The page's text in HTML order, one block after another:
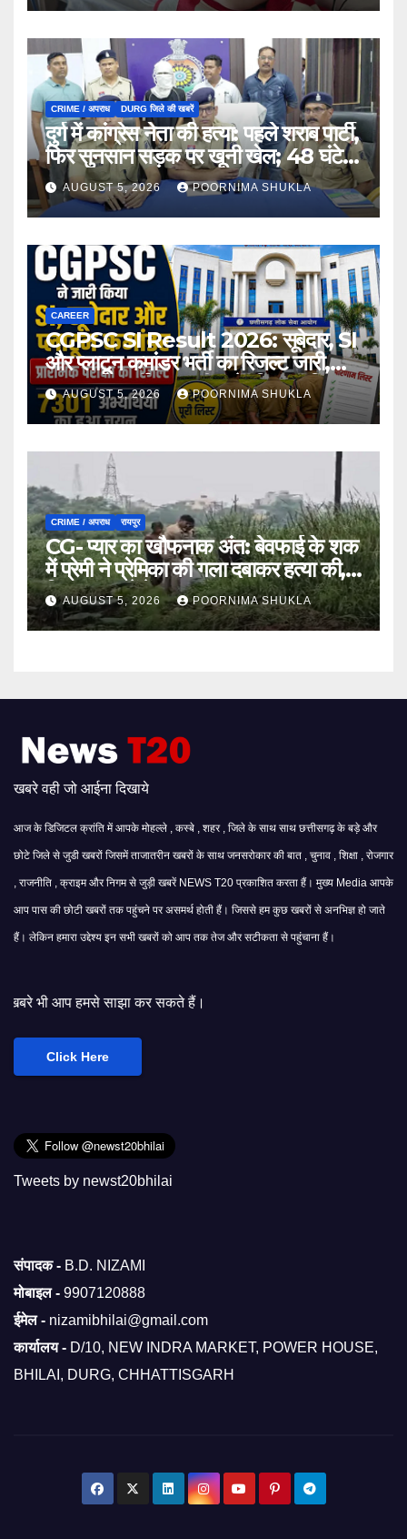
CRIME / अपराध DURG जिले की खबरें
दुर्ग में कांग्रेस नेता की हत्या: पहले शराब पार्टी,
फिर सुनसान सड़क पर खूनी खेल; 48 घंटे में
खुला राज…
AUGUST 5, 2026 POORNIMA SHUKLA
CAREER
CGPSC SI Result 2026: सूबेदार, SI
और प्लाटून कमांडर भर्ती का रिजल्ट जारी,
7301 अभ्यर्थी मुख्य परीक्षा के लिए चयनित…
AUGUST 5, 2026 POORNIMA SHUKLA
CRIME / अपराध रायपुर
CG- प्यार का खौफनाक अंत: बेवफाई के शक
में प्रेमी ने प्रेमिका की गला दबाकर हत्या की,
फिर तालाब में फेंका शव…
AUGUST 5, 2026 POORNIMA SHUKLA
खबरे वही जो आईना दिखाये
आज के डिजिटल क्रांति में आपके मोहल्ले , कस्बे , शहर , जिले के साथ साथ छत्तीसगढ़ के बड़े और
छोटे जिले से जुडी खबरों जिसमें ताजातरीन खबरों के साथ जनसरोकार की बात , चुनाव , शिक्षा , रोजगार
, राजनीति , क्राइम और निगम से जुड़ी खबरें NEWS T20 प्रकाशित करता हैं। मुख्य Media आपके
आप पास की छोटी खबरों तक पहुंचने पर असमर्थ होती हैं। जिससे हम कुछ खबरों से अनभिज्ञ हो जाते
हैं। लेकिन हमारा उद्देश्य इन सभी खबरों को आप तक तेज और सटीकता से पहुंचाना हैं।
साझा कर सकते हैं।
Click Here
Tweets by newst20bhilai
संपादक - B.D. NIZAMI
मोबाइल - 9907120888
ईमेल - nizamibhilai@gmail.com
कार्यालय - D/10, NEW INDRA MARKET, POWER HOUSE,
BHILAI, DURG, CHHATTISGARH